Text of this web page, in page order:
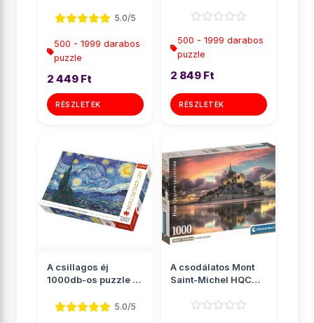
5.0/5
500 - 1999 darabos
puzzle
2 449 Ft
RÉSZLETEK
Cle...
500 - 1999 darabos
puzzle
2 849 Ft
RÉSZLETEK
A csillagos éj
1000db-os puzzle -
5.0/5
A csodálatos Mont
Saint-Michel HQC
poszter...